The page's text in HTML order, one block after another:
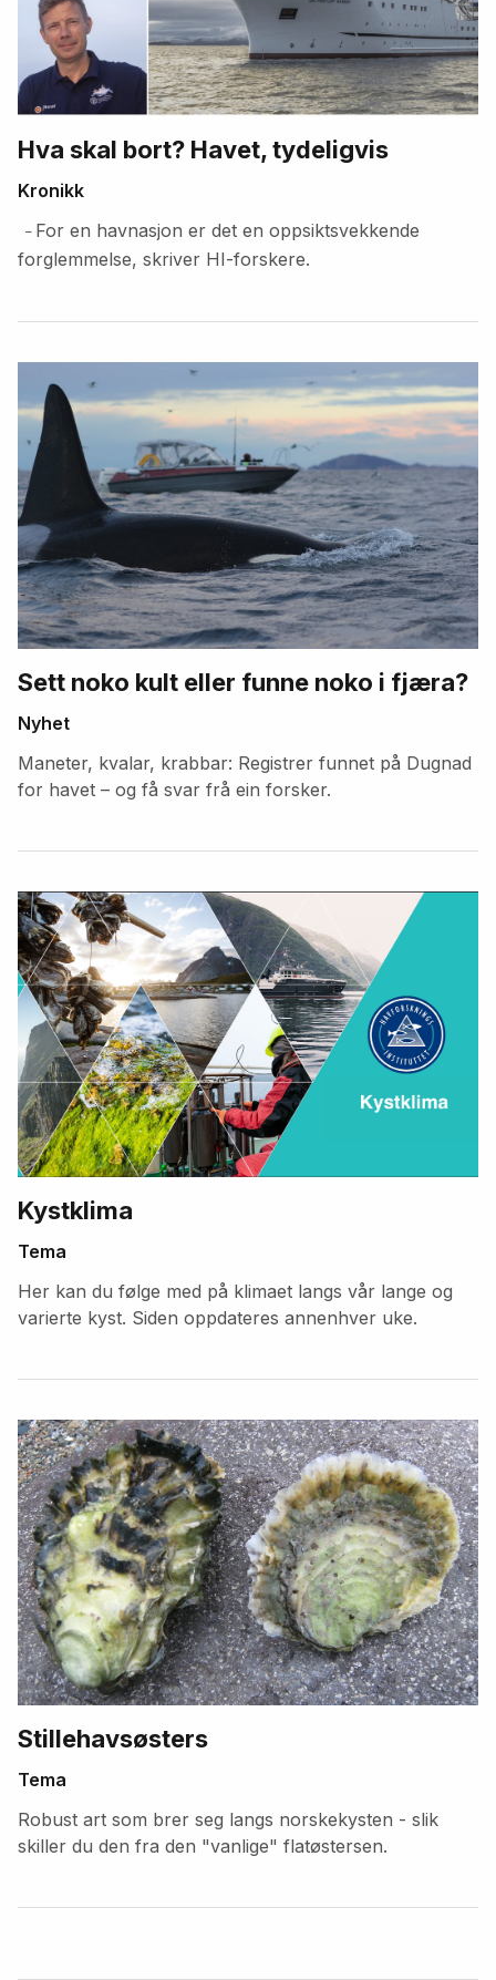
Hva skal bort? Havet, tydeligvis
Kronikk
– For en havnasjon er det en oppsiktsvekkende
forglemmelse, skriver HI-forskere.
artikler
Sett noko kult eller funne noko i fjæra?
Nyhet
Maneter, kvalar, krabbar: Registrer funnet på Dugnad
for havet – og få svar frå ein forsker.
Kystklima
Tema
Her kan du følge med på klimaet langs vår lange og
varierte kyst. Siden oppdateres annenhver uke.
Stillehavsøsters
Tema
Robust art som brer seg langs norskekysten - slik
skiller du den fra den "vanlige" flatøstersen.